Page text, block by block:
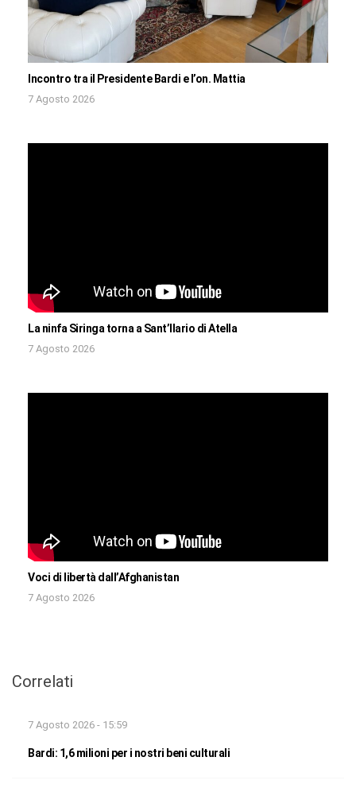
Incontro tra il Presidente Bardi e l’on. Mattia
7 Agosto 2026
La ninfa Siringa torna a Sant’Ilario di Atella
7 Agosto 2026
Voci di libertà dall’Afghanistan
7 Agosto 2026
Correlati
7 Agosto 2026 - 15:59
Bardi: 1,6 milioni per i nostri beni culturali